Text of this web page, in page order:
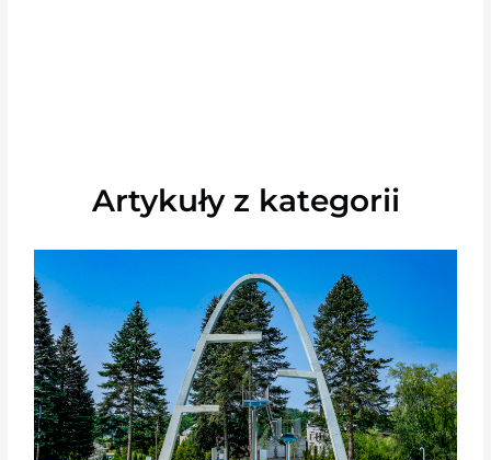
Artykuły z kategorii